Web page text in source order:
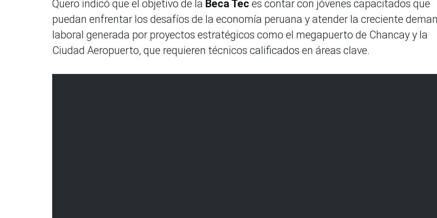
Quero indicó que el objetivo de la Beca Tec es contar con jóvenes capacitados que
puedan enfrentar los desafíos de la economía peruana y atender la creciente
laboral generada por proyectos estratégicos como el megapuerto de Chancay y la
Ciudad Aeropuerto, que requieren técnicos calificados en áreas clave.